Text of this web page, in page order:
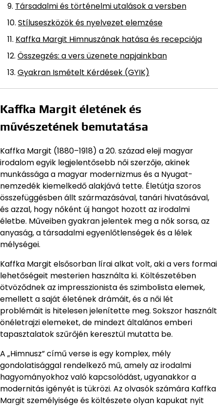
Társadalmi és történelmi utalások a versben
Stíluseszközök és nyelvezet elemzése
Kaffka Margit Himnuszának hatása és recepciója
Összegzés: a vers üzenete napjainkban
Gyakran Ismételt Kérdések (GYIK)
Kaffka Margit életének és
művészetének bemutatása
Kaffka Margit (1880–1918) a 20. század eleji magyar
irodalom egyik legjelentősebb női szerzője, akinek
munkássága a magyar modernizmus és a Nyugat-
nemzedék kiemelkedő alakjává tette. Életútja szoros
összefüggésben állt származásával, tanári hivatásával,
és azzal, hogy nőként új hangot hozott az irodalmi
életbe. Műveiben gyakran jelentek meg a nők sorsa, az
anyaság, a társadalmi egyenlőtlenségek és a lélek
mélységei.
Kaffka Margit elsősorban lírai alkat volt, aki a vers formai
lehetőségeit mesterien használta ki. Költészetében
ötvöződnek az impresszionista és szimbolista elemek,
emellett a saját életének drámáit, és a női lét
problémáit is hitelesen jelenítette meg. Sokszor használt
önéletrajzi elemeket, de mindezt általános emberi
tapasztalatok szűrőjén keresztül mutatta be.
A „Himnusz” című verse is egy komplex, mély
gondolatisággal rendelkező mű, amely az irodalmi
hagyományokhoz való kapcsolódást, ugyanakkor a
modernitás igényét is tükrözi. Az olvasók számára Kaffka
Margit személyisége és költészete olyan kapukat nyit